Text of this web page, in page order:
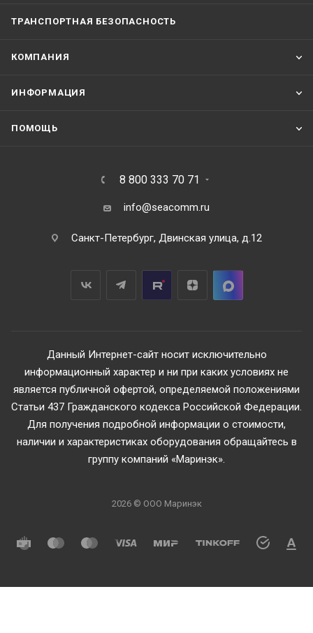
ТРАНСПОРТНАЯ БЕЗОПАСНОСТЬ
КОМПАНИЯ
ИНФОРМАЦИЯ
ПОМОЩЬ
8 800 333 70 71
info@seacomm.ru
Санкт-Петербург, Двинская улица, д.12
Данный Интернет-сайт носит исключительно
информационный характер и ни при каких условиях не
является публичной офертой, определяемой положениями
Статьи 437 Гражданского кодекса Российской Федерации.
Для получения подробной информации о стоимости,
наличии и характеристиках оборудования обращайтесь в
группу компаний «Маринэк».
2026 © ООО Маринэк